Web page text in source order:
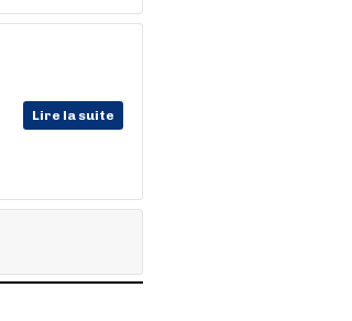
Lire la suite